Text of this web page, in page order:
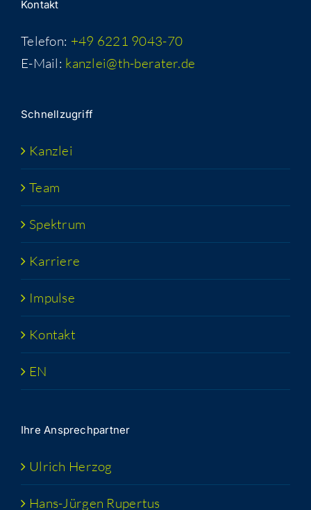
Kon­takt
Telefon: +49 6221 9043-70
E-Mail: kanzlei@th-berater.de
Schnell­zu­griff
Kanz­lei
Team
Spek­trum
Kar­rie­re
Impul­se
Kon­takt
EN
Ihre Ansprech­part­ner
Ulrich Her­zog
Hans-Jür­­gen Rupertus